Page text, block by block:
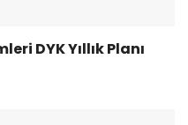
DYK Yıllık Planı